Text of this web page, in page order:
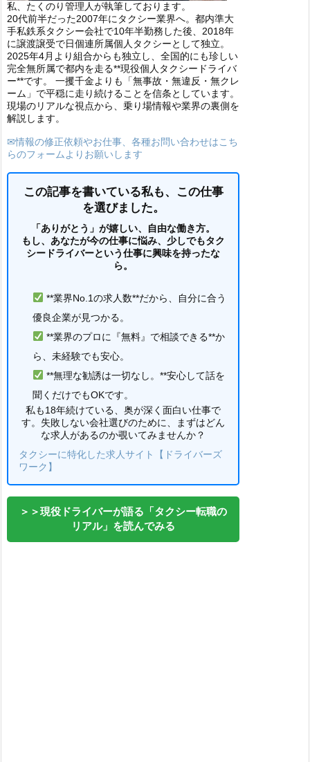
私、たくのり管理人が執筆しております。
20代前半だった2007年にタクシー業界へ。都内準大
手私鉄系タクシー会社で10年半勤務した後、2018年
に譲渡譲受で日個連所属個人タクシーとして独立。
2025年4月より組合からも独立し、全国的にも珍しい
完全無所属で都内を走る**現役個人タクシードライバ
ー**です。 一攫千金よりも「無事故・無違反・無クレ
ーム」で平穏に走り続けることを信条としています。
現場のリアルな視点から、乗り場情報や業界の裏側を
解説します。
✉情報の修正依頼やお仕事、各種お問い合わせはこち
らのフォームよりお願いします
この記事を書いている私も、この仕事
を選びました。
「ありがとう」が嬉しい、自由な働き方。
もし、あなたが今の仕事に悩み、少しでもタク
シードライバーという仕事に興味を持ったな
ら。
**業界No.1の求人数**だから、自分に合う
優良企業が見つかる。
**業界のプロに『無料』で相談できる**か
ら、未経験でも安心。
**無理な勧誘は一切なし。**安心して話を
聞くだけでもOKです。
私も18年続けている、奥が深く面白い仕事で
す。失敗しない会社選びのために、まずはどん
な求人があるのか覗いてみませんか？
タクシーに特化した求人サイト【ドライバーズ
ワーク】
＞＞現役ドライバーが語る「タクシー転職の
リアル」を読んでみる